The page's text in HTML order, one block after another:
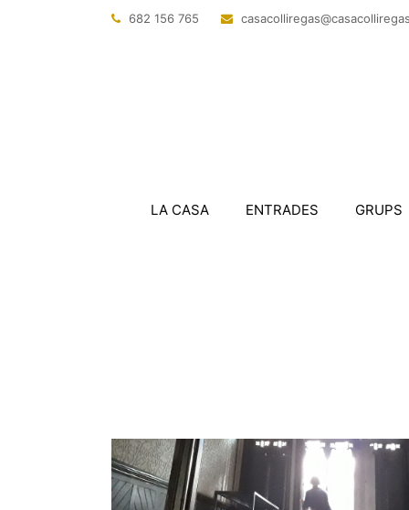
682 156 765 @sagerillocasac
LA CASA ENTRADES GRUPS